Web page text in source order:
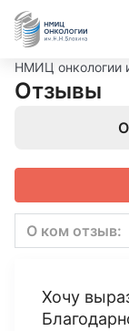
НМИЦ онкологии
Отзывы
О ком отзыв:
Хочу